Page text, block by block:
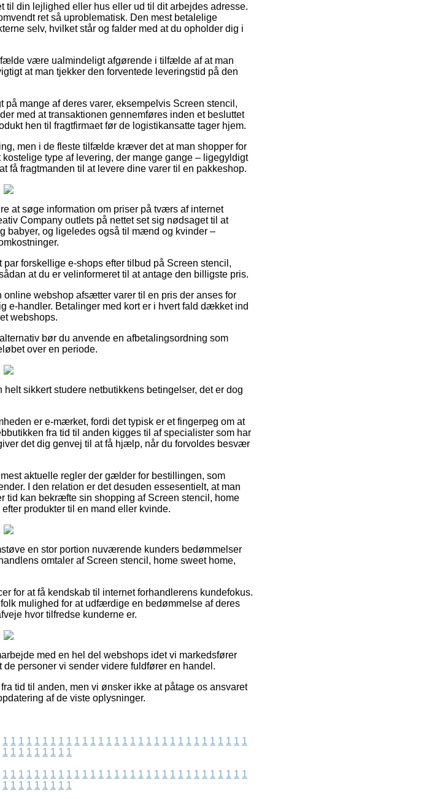
til din lejlighed eller hus eller ud til dit arbejdes adresse.
ret så uproblematisk. Den mest betalelige
selv, hvilket står og falder med at du opholder dig i
være ualmindeligt afgørende i tilfælde af at man
at man tjekker den forventede leveringstid på den
mange af deres varer, eksempelvis Screen stencil,
med at transaktionen gennemføres inden et besluttet
hen til fragtfirmaet før de logistikansatte tager hjem.
men i de fleste tilfælde kræver det at man shopper for
type af levering, der mange gange – ligegyldigt
få fragtmanden til at levere dine varer til en pakkeshop.
at søge information om priser på tværs af internet
Company outlets på nettet set sig nødsaget til at
babyer, og ligeledes også til mænd og kvinder –
forskellige e-shops efter tilbud på Screen stencil,
at du er velinformeret til at antage den billigste pris.
webshop afsætter varer til en pris der anses for
handler. Betalinger med kort er i hvert fald dækket ind
webshops.
bør du anvende en afbetalingsordning som
over en periode.
sikkert studere netbutikkens betingelser, det er dog
er e-mærket, fordi det typisk er et fingerpeg om at
fra tid til anden kigges til af specialister som har
det dig genvej til at få hjælp, når du forvoldes besvær
aktuelle regler der gælder for bestillingen, som
I den relation er det desuden essesentielt, at man
tid kan bekræfte sin shopping af Screen stencil, home
produkter til en mand eller kvinde.
en stor portion nuværende kunders bedømmelser
omtaler af Screen stencil, home sweet home,
for at få kendskab til internet forhandlerens kundefokus.
mulighed for at udfærdige en bedømmelse af deres
hvor tilfredse kunderne er.
med en hel del webshops idet vi markedsfører
personer vi sender videre fuldfører en handel.
tid til anden, men vi ønsker ikke at påtage os ansvaret
af de viste oplysninger.
1 1 1 1 1 1 1 1 1 1 1 1 1 1 1 1 1 1 1 1 1 1 1 1 1 1 1 1 1 1 1
1 1 1 1 1 1 1 1 1
1 1 1 1 1 1 1 1 1 1 1 1 1 1 1 1 1 1 1 1 1 1 1 1 1 1 1 1 1 1 1
1 1 1 1 1 1 1 1 1